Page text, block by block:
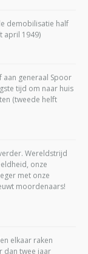
demobilisatie half
april 1949)
aan generaal Spoor
tijd om naar huis
(tweede helft
Wereldstrijd
onze
met onze
moordenaars!
elkaar raken
dan twee jaar